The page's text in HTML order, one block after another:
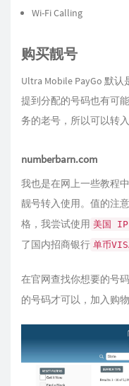
Wi-Fi Calling
购买靓号
Ultra Mobile PayGo 默
提到分配的号码也有可
务的老号，所以可以转
numberbarn.com
我也是在网上一些教程
靓号转入使用。值的注
格，我尝试使用 美国
了国内招商银行 单币
在官网查找你想要的号
的号码才可以，加入购